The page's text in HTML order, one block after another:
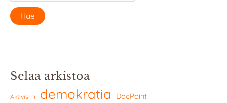
Selaa arkistoa
Aktivismi demokratia DocPoint